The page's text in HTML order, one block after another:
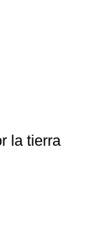
la tierra